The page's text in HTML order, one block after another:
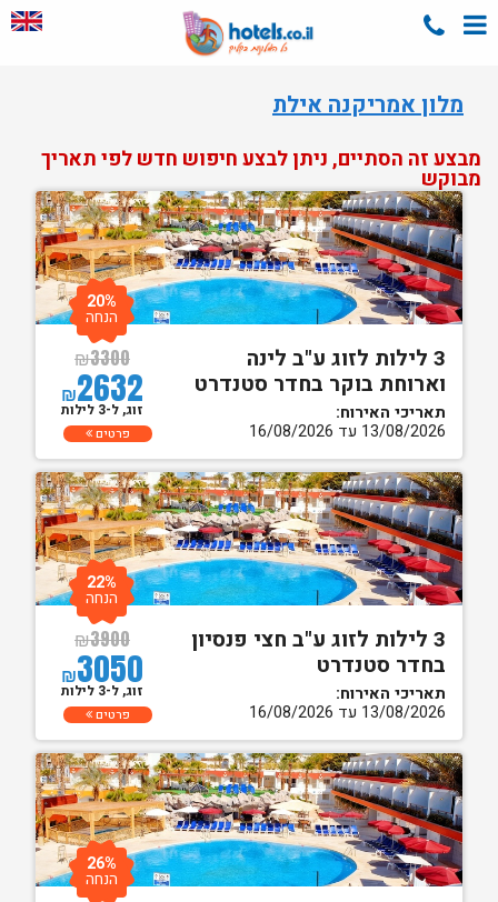
מלון אמריקנה אילת
מבצע זה הסתיים, ניתן לבצע חיפוש חדש לפי תאריך
מבוקש
3 לילות לזוג ע"ב לינה
וארוחת בוקר בחדר סטנדרט
תאריכי האירוח:
13/08/2026 עד 16/08/2026
₪3300
₪2632
20%
הנחה
זוג, ל-3 לילות
פרטים
3 לילות לזוג ע"ב חצי פנסיון
בחדר סטנדרט
תאריכי האירוח:
13/08/2026 עד 16/08/2026
₪3900
₪3050
22%
הנחה
זוג, ל-3 לילות
פרטים
26%
הנחה